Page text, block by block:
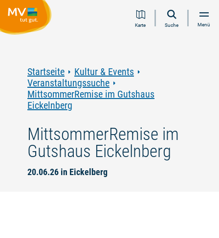
Inhalt
Navigation
Volltextsuche
FooterKarte Suche Menü
Startseite
Kultur & Events
Veranstaltungssuche
MittsommerRemise im Gutshaus
Eickelnberg
MittsommerRemise im
Gutshaus Eickelnberg
20.06.26 in Eickelberg